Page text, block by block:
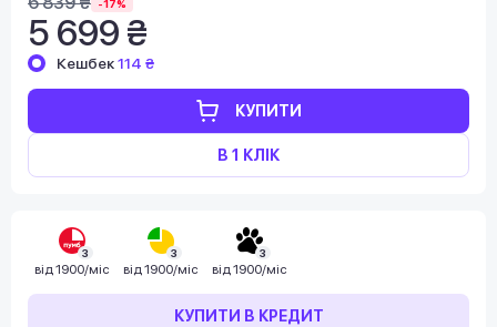
-17%
5 699 ₴
КУПИТИ
В 1 КЛІК
Кешбек114 ₴
3
від 1900/міс
3
від 1900/міс
3
від 1900/міс
КУПИТИ В КРЕДИТ